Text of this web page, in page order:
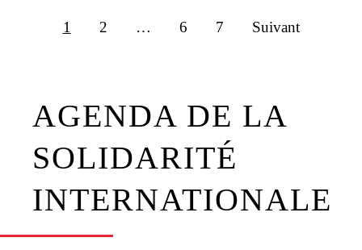
1 2 … 6 7 Suivant
AGENDA DE LA
SOLIDARITÉ
INTERNATIONALE